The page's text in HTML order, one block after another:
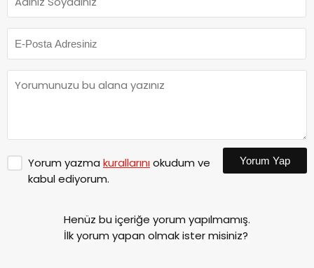
Yorum yazma kurallarınıokudum ve
kabul ediyorum.
Yorum Yap
Henüz bu içeriğe yorum yapılmamış.
İlk yorum yapan olmak ister misiniz?